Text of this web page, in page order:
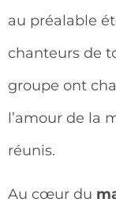
au préalable
chanteurs de
groupe ont
l’amour de la
réunis.
Au cœur du